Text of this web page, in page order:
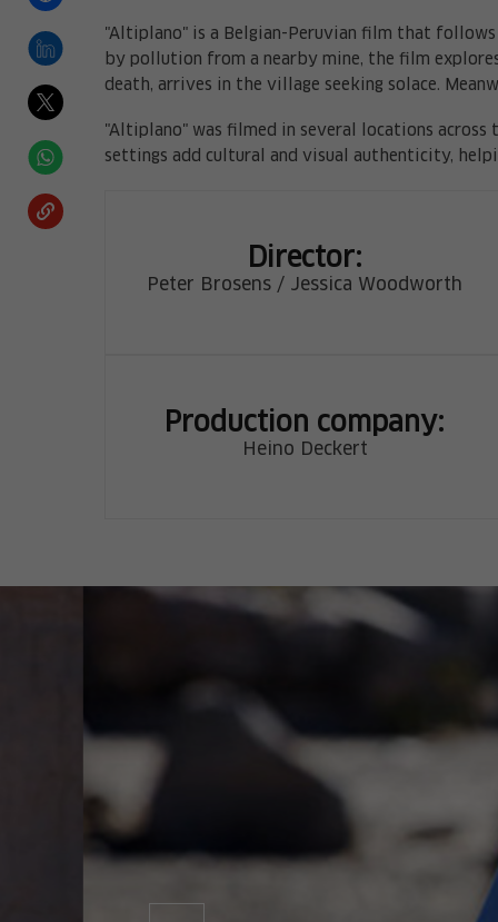
"Altiplano" is a Belgian-Peruvian film that
by pollution from a nearby mine, the film
death, arrives in the village seeking solace.
"Altiplano" was filmed in several locations
settings add cultural and visual authenticity,
Director:
Peter Brosens / Jessica Woodworth
Production company:
Heino Deckert